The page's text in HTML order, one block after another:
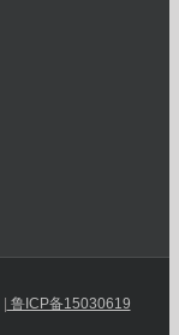
鲁ICP备15030619